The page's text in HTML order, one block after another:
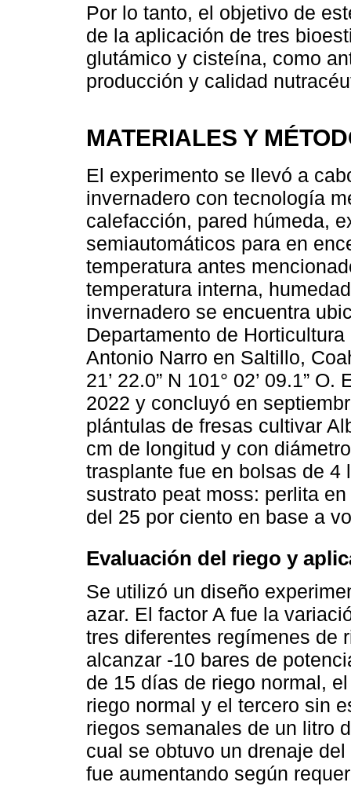
Por lo tanto, el objetivo de
de la aplicación de tres
glutámico y cisteína, como
producción y calidad
MATERIALES Y
El experimento se llevó a
invernadero con tecnología
calefacción, pared húmeda,
semiautomáticos para en
temperatura antes
temperatura interna,
invernadero se encuentra
Departamento de
Antonio Narro en Saltillo,
21’ 22.0” N 101° 02’ 09.1”
2022 y concluyó en
plántulas de fresas cultivar
cm de longitud y con
trasplante fue en bolsas de
sustrato peat moss: perlita
del 25 por ciento en base a
Evaluación del riego y
Se utilizó un diseño
azar. El factor A fue la
tres diferentes regímenes de
alcanzar -10 bares de
de 15 días de riego normal,
riego normal y el tercero sin
riegos semanales de un litro
cual se obtuvo un drenaje
fue aumentando según